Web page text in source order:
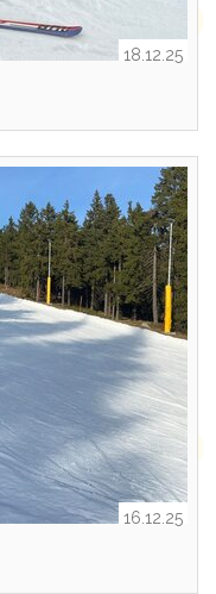
18.12.25
16.12.25